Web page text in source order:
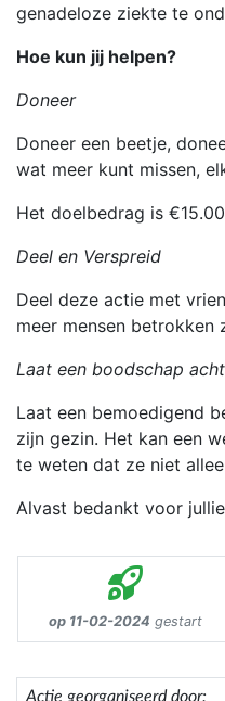
genadeloze ziekte te
Hoe kun jij helpen?
Doneer
Doneer een beetje,
wat meer kunt missen,
Het doelbedrag is
Deel en Verspreid
Deel deze actie met
meer mensen betrokken
Laat een boodschap
Laat een bemoedigend
zijn gezin. Het kan een
te weten dat ze niet
Alvast bedankt voor
op 11-02-2024 gestart
Actie georganiseerd door: